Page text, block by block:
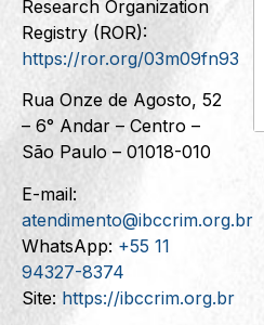
Research Organization
Registry (ROR):
https://ror.org/03m09fn93
Rua Onze de Agosto, 52
– 6° Andar – Centro –
São Paulo – 01018-010
E-mail:
atendimento@ibccrim.org.br
WhatsApp: +55 11
94327-8374
Site: https://ibccrim.org.br